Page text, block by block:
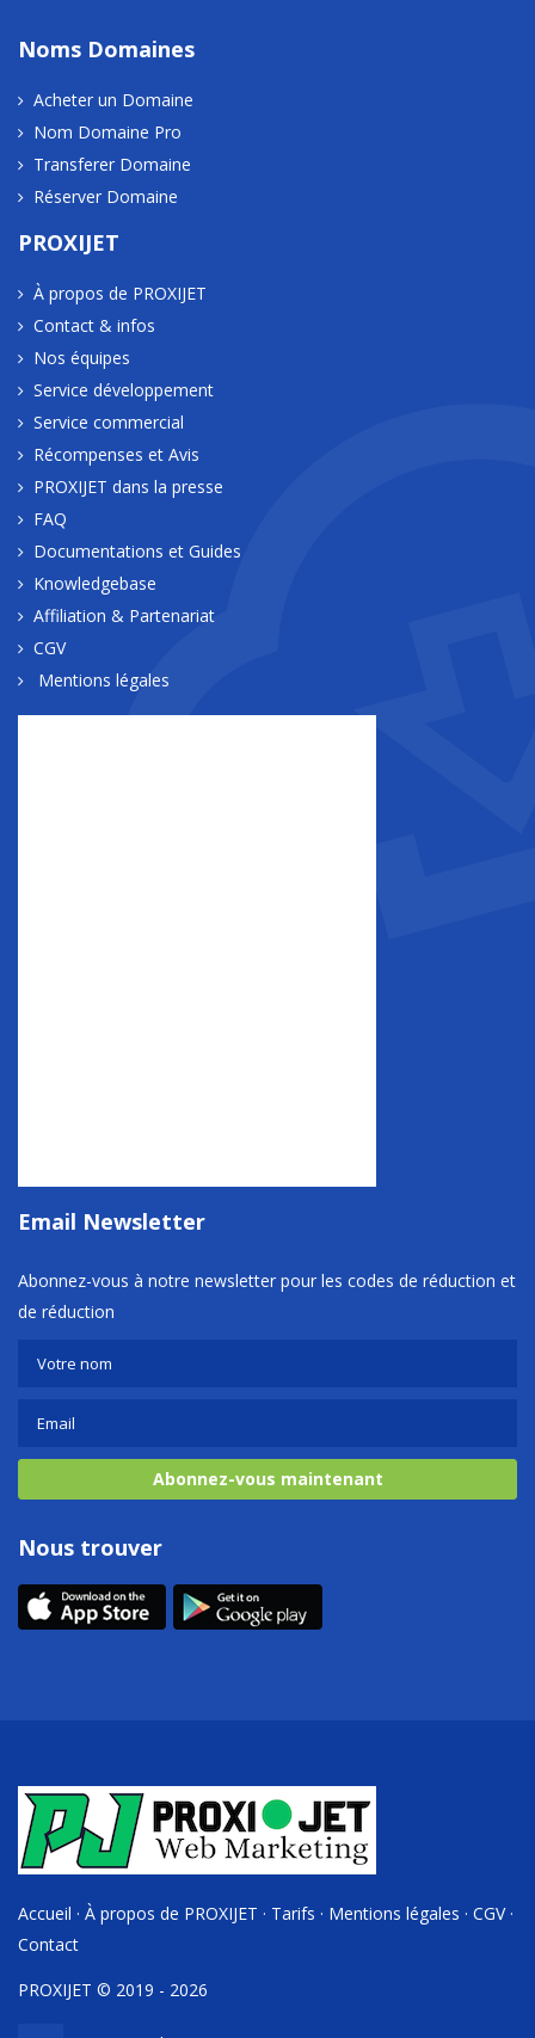
Noms Domaines
Acheter un Domaine
Nom Domaine Pro
Transferer Domaine
Réserver Domaine
PROXIJET
À propos de PROXIJET
Contact & infos
Nos équipes
Service développement
Service commercial
Récompenses et Avis
PROXIJET dans la presse
FAQ
Documentations et Guides
Knowledgebase
Affiliation & Partenariat
CGV
Mentions légales
Email Newsletter
Abonnez-vous à notre newsletter pour les codes de réduction et
de réduction
Abonnez-vous maintenant
Nous trouver
Accueil · À propos de PROXIJET · Tarifs · Mentions légales · CGV·
Contact
PROXIJET © 2019 - 2026